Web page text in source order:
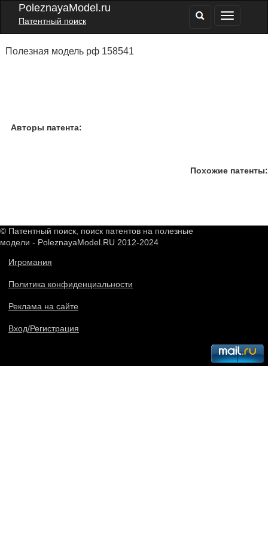
PoleznayaModel.ru
Патентный поиск
Полезная модель рф 158541
Авторы патента:
Похожие патенты:
© Патентный поиск, поиск патентов на полезные
модели - PoleznayaModel.RU 2012-2024
Игромания
Политика конфиденциальности
Реклама на сайте
Вход/Регистрация